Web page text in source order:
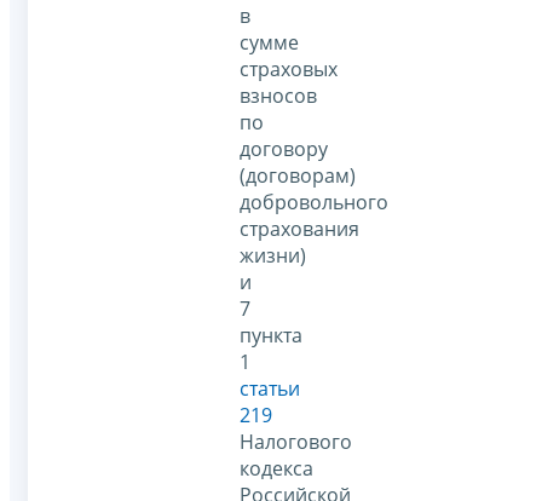
в
сумме
страховых
взносов
по
договору
(договорам)
добровольного
страхования
жизни)
и
7
пункта
1
статьи
219
Налогового
кодекса
Российской